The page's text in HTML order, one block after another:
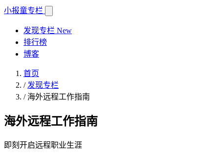
小报童专栏
发现专栏 New
排行榜
博客
首页
/ 发现专栏
/ 海外远程工作指南
海外远程工作指南
即刻开启远程职业生涯